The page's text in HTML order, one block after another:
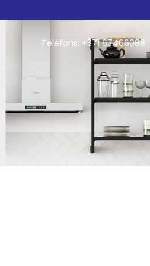
Telefons: +371 67466088